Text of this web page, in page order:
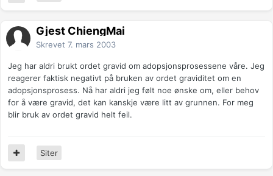
Gjest ChiengMai
Skrevet 7. mars 2003
Jeg har aldri brukt ordet gravid om adopsjonsprosessene våre. Jeg
reagerer faktisk negativt på bruken av ordet graviditet om en
adopsjonsprosess. Nå har aldri jeg følt noe ønske om, eller behov
for å være gravid, det kan kanskje være litt av grunnen. For meg
blir bruk av ordet gravid helt feil.
Siter